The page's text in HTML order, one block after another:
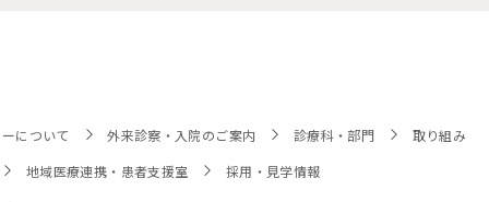
について 外来診察・入院のご案内 診療科・部門
取り組み
地域医療連携・患者支援室
採用・見学情報